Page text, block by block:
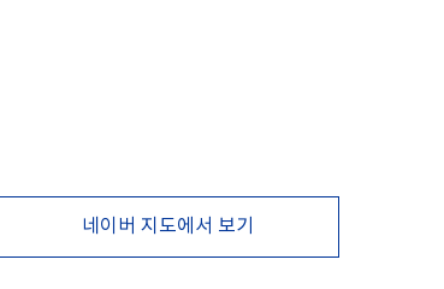
네이버 지도에서 보기